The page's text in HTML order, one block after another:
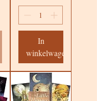
In
winkelwagen